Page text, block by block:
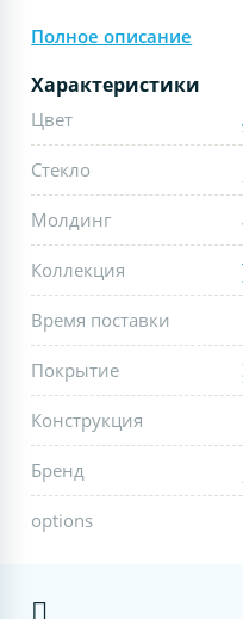
Полное описание
Характеристики
Цвет
Стекло
Молдинг
Коллекция
Время поставки
Покрытие
Конструкция
Бренд
options